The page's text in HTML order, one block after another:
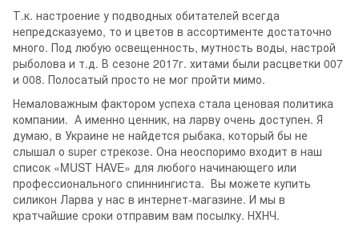
Т.к. настроение у подводных обитателей всегда
непредсказуемо, то и цветов в ассортименте достаточно
много. Под любую освещенность, мутность воды, настрой
рыболова и т.д. В сезоне 2017г. хитами были расцветки 007
и 008. Полосатый просто не мог пройти мимо.
Немаловажным фактором успеха стала ценовая политика
компании. А именно ценник, на ларву очень доступен. Я
думаю, в Украине не найдется рыбака, который бы не
слышал о super стрекозе. Она неоспоримо входит в наш
список «MUST HAVE» для любого начинающего или
профессионального спиннингиста. Вы можете купить
силикон Ларва у нас в интернет-магазине. И мы в
кратчайшие сроки отправим вам посылку. НХНЧ.